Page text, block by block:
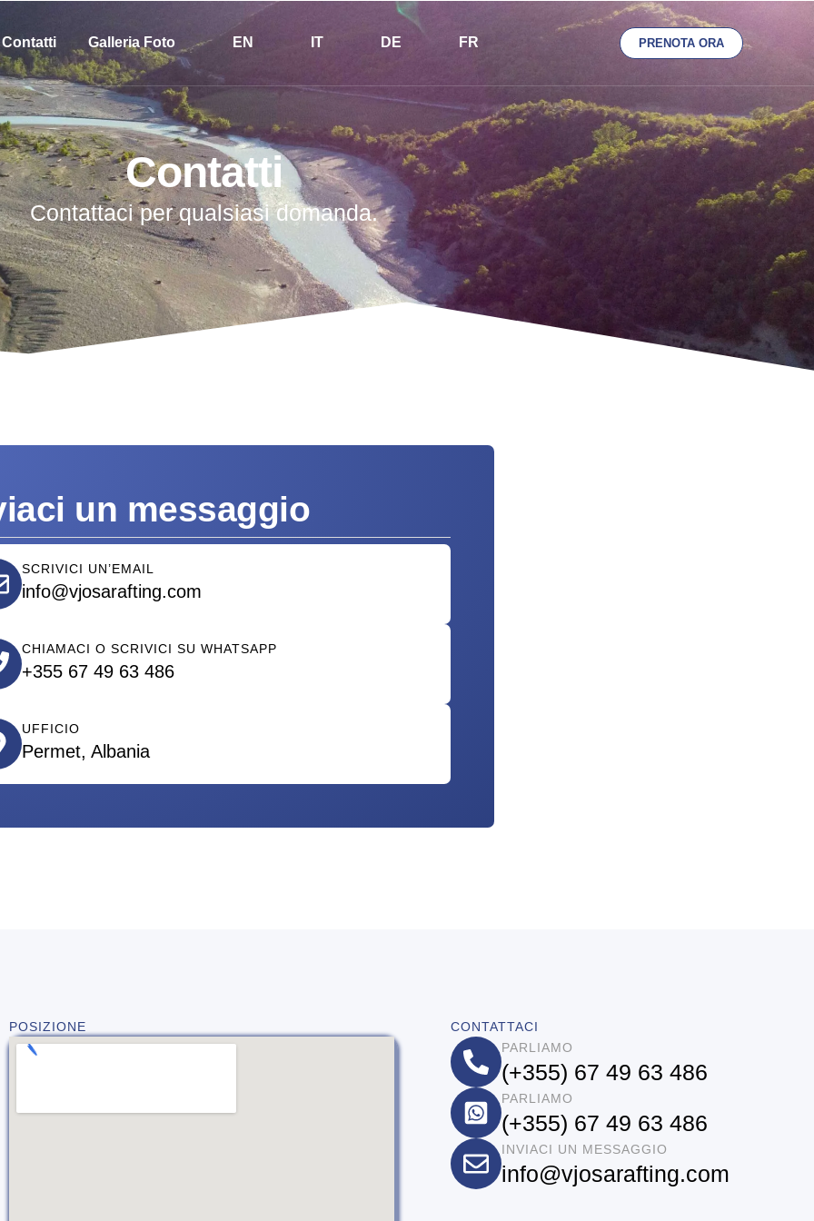
Contatti Galleria Foto EN IT DE FR PRENOTA ORA
Contatti
Contattaci per qualsiasi domanda.
un messaggio
SCRIVICI UN’EMAIL
info@vjosarafting.com
CHIAMACI O SCRIVICI SU WHATSAPP
+355 67 49 63 486
UFFICIO
Permet, Albania
POSIZIONE
CONTATTACI
PARLIAMO
(+355) 67 49 63 486
PARLIAMO
(+355) 67 49 63 486
INVIACI UN MESSAGGIO
info@vjosarafting.com